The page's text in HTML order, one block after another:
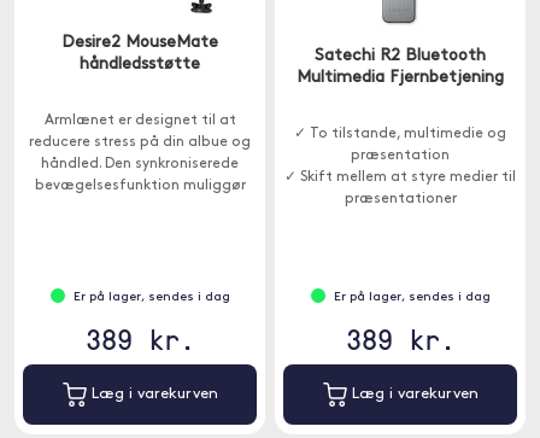
Desire2 MouseMate
håndledsstøtte
Armlænet er designet til at
reducere stress på din albue og
håndled. Den synkroniserede
bevægelsesfunktion muliggør
Er på lager, sendes i dag
389 kr.
Læg i varekurven
Satechi R2 Bluetooth
Multimedia Fjernbetjening
✓ To tilstande, multimedie og
præsentation
✓ Skift mellem at styre medier til
præsentationer
Er på lager, sendes i dag
389 kr.
Læg i varekurven